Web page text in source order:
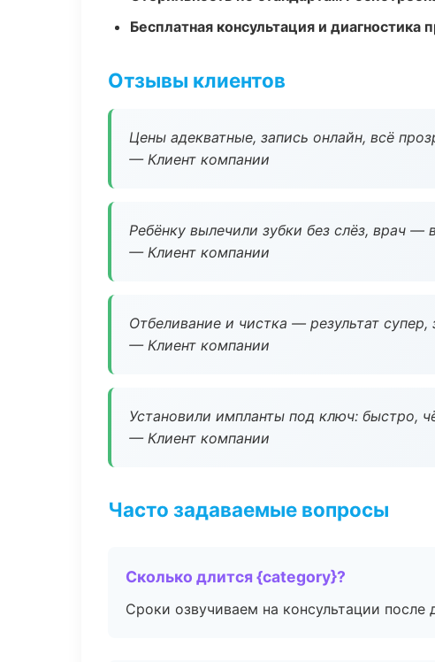
Бесплатная консультация и диагностика
Отзывы клиентов
Цены адекватные, запись онлайн, всё
— Клиент компании
Ребёнку вылечили зубки без слёз, врач
— Клиент компании
Отбеливание и чистка — результат
— Клиент компании
Установили импланты под ключ: быстро,
— Клиент компании
Часто задаваемые вопросы
Сколько длится {category}?
Сроки озвучиваем на консультации после